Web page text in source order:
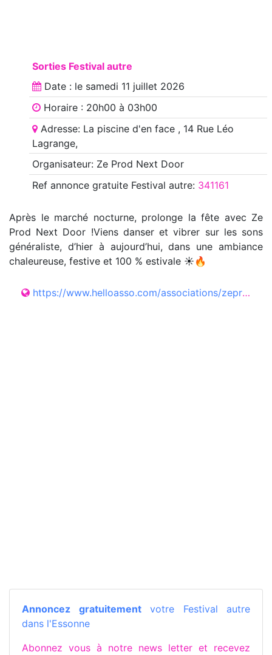
Sorties Festival autre
Date : le samedi 11 juillet 2026
Horaire : 20h00 à 03h00
Adresse: La piscine d'en face , 14 Rue Léo
Lagrange,
Organisateur: Ze Prod Next Door
Ref annoncegratuite Festival autre: 341161
Après le marché nocturne, prolonge la fête avec Ze
Prod Next Door !Viens danser et vibrer sur les sons
généraliste, d’hier à aujourd’hui, dans une ambiance
chaleureuse, festive et 100 % estivale ☀️🔥
https://www.helloasso.com/associations/zeprodnextdoor/evenements/summer-vibes-soiree-dansante-2
Annoncez gratuitementvotre Festival autre
dans l'Essonne
Abonnez vous à notre news letter et recevez